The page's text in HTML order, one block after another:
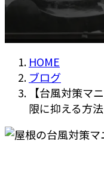
HOME
ブログ
【台風対策マ
限に抑える方法